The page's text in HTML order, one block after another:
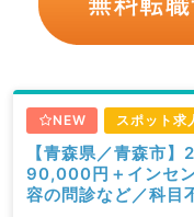
NEW スポット求
【青森県／青森市
90,000円＋インセ
容の問診など／科目